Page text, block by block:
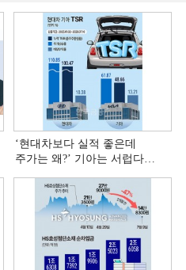
‘현대차보다 실적 좋은데
주가는 왜?ʼ 기아는 서럽다